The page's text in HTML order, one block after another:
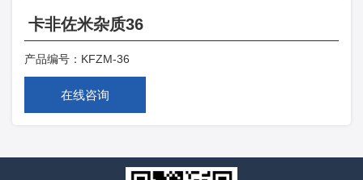
卡非佐米杂质36
产品编号： KFZM-36
在线咨询